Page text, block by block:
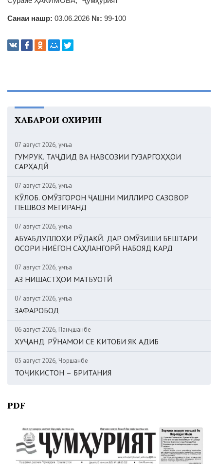
Санаи нашр: 03.06.2026 №: 99-100
ХАБАРҲОИ ОХИРИН
07 август 2026, Ҷумъа
ГУМРУК. ТАҶДИД ВА НАВСОЗИИ ГУЗАРГОҲҲОИ
САРҲАДӢ
07 август 2026, Ҷумъа
КӮЛОБ. ОМӮЗГОРОН ҶАШНИ МИЛЛИРО САЗОВОР
ПЕШВОЗ МЕГИРАНД
07 август 2026, Ҷумъа
АБУАБДУЛЛОҲИ РӮДАКӢ. ДАР ОМӮЗИШИ БЕШТАРИ
ОСОРИ НИЁГОН САҲЛАНГОРӢ НАБОЯД КАРД
07 август 2026, Ҷумъа
АЗ НИШАСТҲОИ МАТБУОТӢ
07 август 2026, Ҷумъа
ЗАФАРОБОД
06 август 2026, Панҷшанбе
ХУҶАНД. РӮНАМОИ СЕ КИТОБИ ЯК АДИБ
05 август 2026, Чоршанбе
ТОҶИКИСТОН – БРИТАНИЯ
PDF